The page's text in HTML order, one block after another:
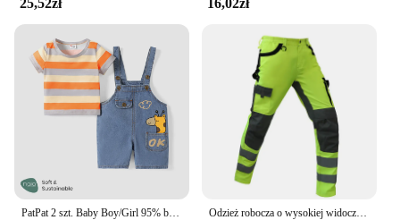
25,52zł 16,02zł
PatPat 2 szt. Baby Boy/Girl 95% bawełniana żyrafa denimowe fartuchy szorty i paski z krótkim rękawem Naia™Zestaw Tee Odzież robocza o wysokiej widoczności Odzież zimowa Kombinezon Hi Vis Kurtka odblaskowa Wodoodporny zimowy i zestaw odblaskowych spodni roboczych z kieszeniami